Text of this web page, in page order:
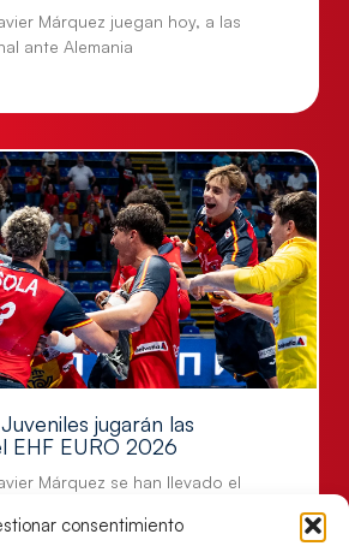
consentimiento
Márquez juegan hoy, a las
ante Alemania
jugarán las
EHF EURO 2026
Márquez se han llevado el